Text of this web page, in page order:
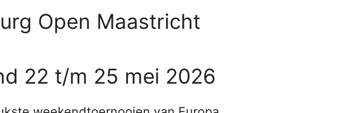
Open Maastricht
22 t/m 25 mei 2026